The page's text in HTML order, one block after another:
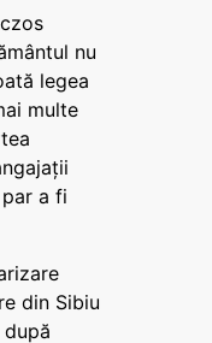
nu
legea
multe
a fi
din Sibiu